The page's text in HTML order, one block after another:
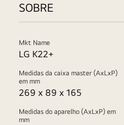
SOBRE
Mkt Name
LG K22+
Medidas da caixa master (AxLxP)
em mm
269 x 89 x 165
Medidas do aparelho (AxLxP) em
mm